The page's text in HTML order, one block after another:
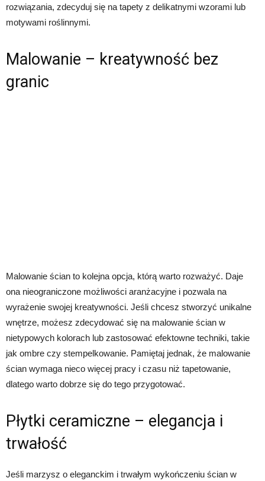
rozwiązania, zdecyduj się na tapety z delikatnymi wzorami lub
motywami roślinnymi.
Malowanie – kreatywność bez
granic
Malowanie ścian to kolejna opcja, którą warto rozważyć. Daje
ona nieograniczone możliwości aranżacyjne i pozwala na
wyrażenie swojej kreatywności. Jeśli chcesz stworzyć unikalne
wnętrze, możesz zdecydować się na malowanie ścian w
nietypowych kolorach lub zastosować efektowne techniki, takie
jak ombre czy stempelkowanie. Pamiętaj jednak, że malowanie
ścian wymaga nieco więcej pracy i czasu niż tapetowanie,
dlatego warto dobrze się do tego przygotować.
Płytki ceramiczne – elegancja i
trwałość
Jeśli marzysz o eleganckim i trwałym wykończeniu ścian w